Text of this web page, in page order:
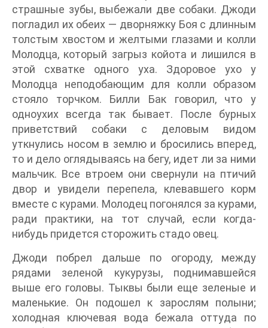
страшные зубы, выбежали две собаки. Джоди
погладил их обеих — дворняжку Боя с длинным
толстым хвостом и желтыми глазами и колли
Молодца, который загрыз койота и лишился в
этой схватке одного уха. Здоровое ухо у
Молодца неподобающим для колли образом
стояло торчком. Билли Бак говорил, что у
одноухих всегда так бывает. После бурных
приветствий собаки с деловым видом
уткнулись носом в землю и бросились вперед,
то и дело оглядываясь на бегу, идет ли за ними
мальчик. Все втроем они свернули на птичий
двор и увидели перепела, клевавшего корм
вместе с курами. Молодец погонялся за курами,
ради практики, на тот случай, если когда-
нибудь придется сторожить стадо овец.
Джоди побрел дальше по огороду, между
рядами зеленой кукурузы, поднимавшейся
выше его головы. Тыквы были еще зеленые и
маленькие. Он подошел к зарослям полыни;
холодная ключевая вода бежала оттуда по